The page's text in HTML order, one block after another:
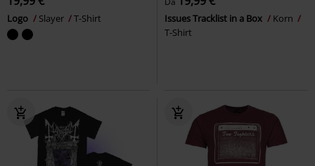
Logo Slayer T-Shirt Issues Tracklist in a Box
Korn
T-Shirt